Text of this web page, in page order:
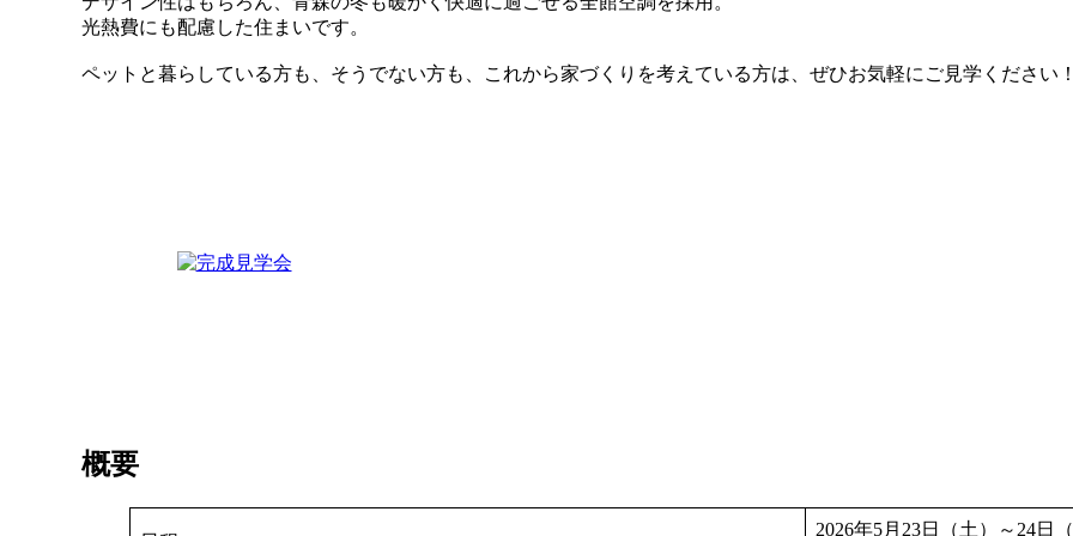
光熱費にも配慮した住まいです。
ペットと暮らしている方も、そうでない方も、これから家づくりを考えている方は、ぜひお気軽にご見学ください！
概要
2026年5月23日（土）～24日（